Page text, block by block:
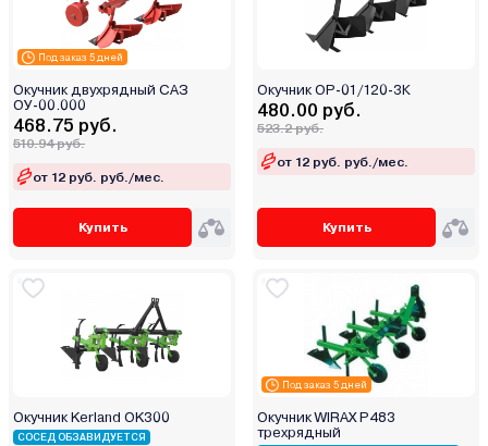
Под заказ 5 дней
Окучник двухрядный САЗ
ОУ-00.000
468.75 руб.
510.94 руб.
от 12 руб. руб./мес.
Купить
Окучник ОР-01/120-3К
480.00 руб.
523.2 руб.
от 12 руб. руб./мес.
Купить
Окучник Kerland OK300
СОСЕД ОБЗАВИДУЕТСЯ
Под заказ 5 дней
Окучник WIRAX Р483
трехрядный